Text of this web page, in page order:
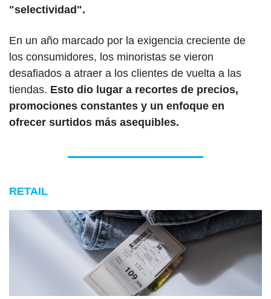
"selectividad".
En un año marcado por la exigencia creciente de
los consumidores, los minoristas se vieron
desafiados a atraer a los clientes de vuelta a las
tiendas. Esto dio lugar a recortes de precios,
promociones constantes y un enfoque en
ofrecer surtidos más asequibles.
RETAIL